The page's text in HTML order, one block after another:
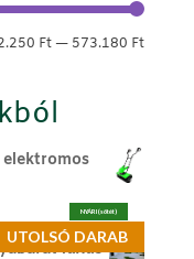
Min
Max
Ft— 573.180 Ft
UTOLSÓ DARAB
NYÁRI (sötét)
luxus